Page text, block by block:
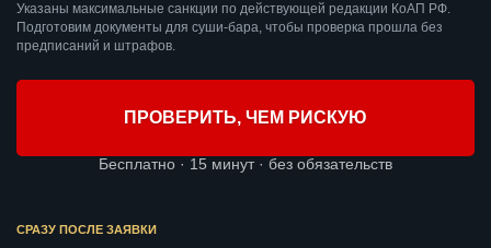
Указаны максимальные санкции по действующей редакции КоАП РФ.
Подготовим документы для суши-бара, чтобы проверка прошла без
предписаний и штрафов.
ПРОВЕРИТЬ, ЧЕМ РИСКУЮ
Бесплатно · 15 минут · без обязательств
СРАЗУ ПОСЛЕ ЗАЯВКИ